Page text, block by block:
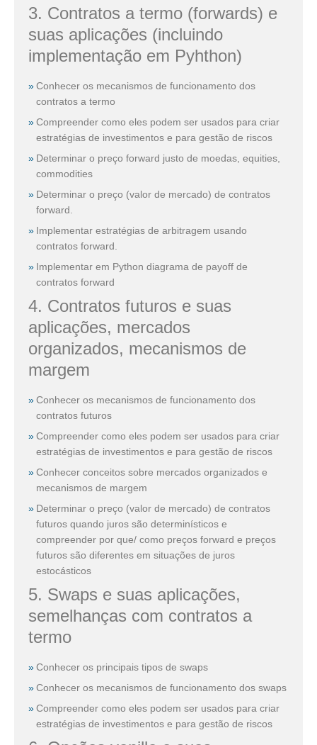
3. Contratos a termo (forwards) e
suas aplicações (incluindo
implementação em Pyhthon)
Conhecer os mecanismos de funcionamento dos
contratos a termo
Compreender como eles podem ser usados para criar
estratégias de investimentos e para gestão de riscos
Determinar o preço forward justo de moedas, equities,
commodities
Determinar o preço (valor de mercado) de contratos
forward.
Implementar estratégias de arbitragem usando
contratos forward.
Implementar em Python diagrama de payoff de
contratos forward
4. Contratos futuros e suas
aplicações, mercados
organizados, mecanismos de
margem
Conhecer os mecanismos de funcionamento dos
contratos futuros
Compreender como eles podem ser usados para criar
estratégias de investimentos e para gestão de riscos
Conhecer conceitos sobre mercados organizados e
mecanismos de margem
Determinar o preço (valor de mercado) de contratos
futuros quando juros são determinísticos e
compreender por que/ como preços forward e preços
futuros são diferentes em situações de juros
estocásticos
5. Swaps e suas aplicações,
semelhanças com contratos a
termo
Conhecer os principais tipos de swaps
Conhecer os mecanismos de funcionamento dos swaps
Compreender como eles podem ser usados para criar
estratégias de investimentos e para gestão de riscos